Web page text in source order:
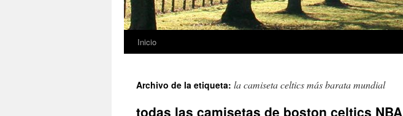
Saltar
contenido
Inicio
Archivo de la etiqueta: la camiseta celtics más barata mundial
todas las camisetas de boston celtics NBA